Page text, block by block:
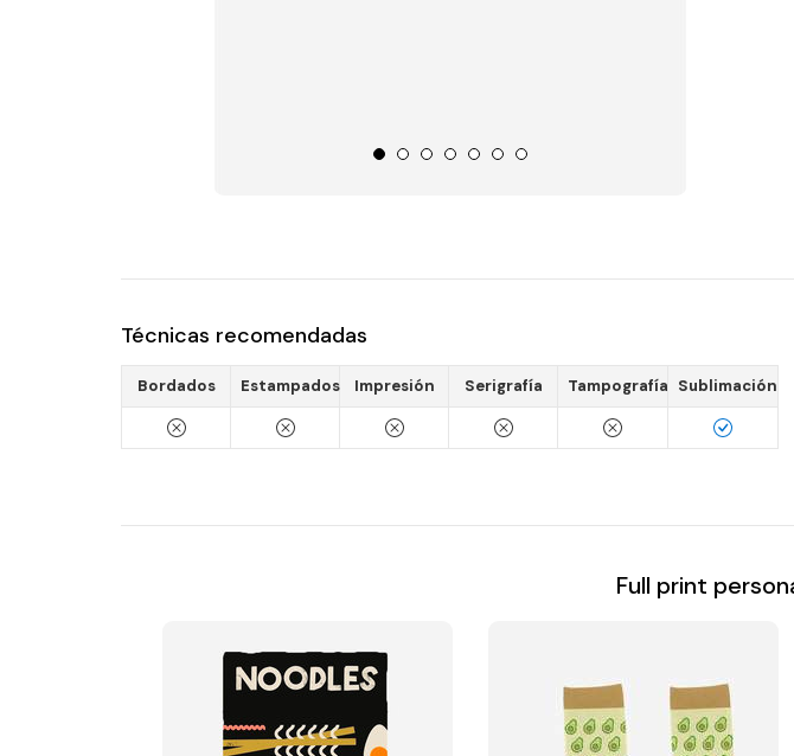
Técnicas recomendadas
Bordados Estampados Impresión Serigrafía Tampografía Sublimación
Full print